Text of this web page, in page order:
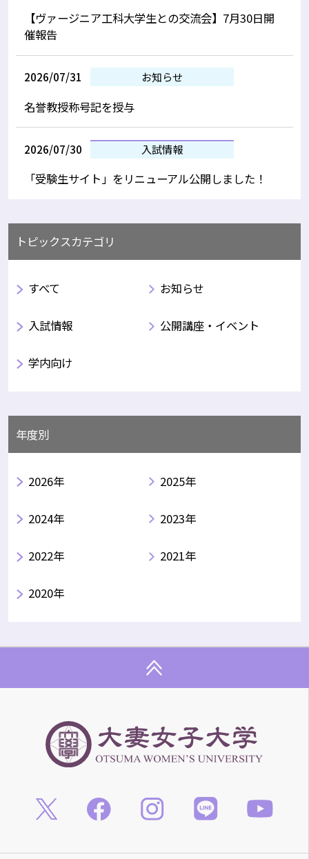
【ヴァージニア工科大学生との交流会】7月30日開
催報告
2026/07/31 お知らせ
名誉教授称号記を授与
2026/07/30 入試情報
「受験生サイト」をリニューアル公開しました！
トピックスカテゴリ
すべて お知らせ
入試情報 公開講座・イベント
学内向け
年度別
2026年 2025年
2024年 2023年
2022年 2021年
2020年